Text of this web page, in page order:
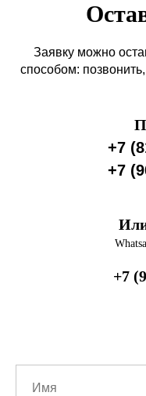
Заявку можно
способом:
+7
+7
+7